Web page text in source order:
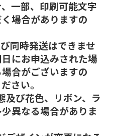
一部、印刷可能文字
場合がありますの
同時発送はできませ
にお申込みされた場
合がございますの
さい。
及び花色、リボン、ラ
異なる場合がありま